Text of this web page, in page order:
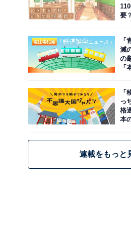
要
「
減
の
「
「
っ
格
本
連載をもっと